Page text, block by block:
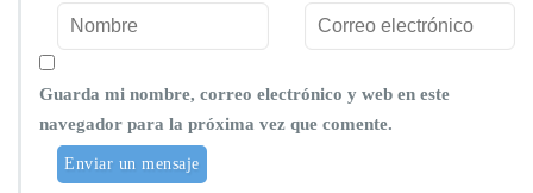
Guarda mi nombre, correo electrónico y web en este
navegador para la próxima vez que comente.